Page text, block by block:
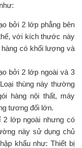
bởi 2 lớp phẳng bên
với kích thước này
có khối lượng và
bởi 2 lớp ngoài và 3
thùng này thường
hàng nội thất, máy
tương đối lớn.
2 lớp ngoài nhưng có
này sử dụng chủ
khẩu như: Thiết bị